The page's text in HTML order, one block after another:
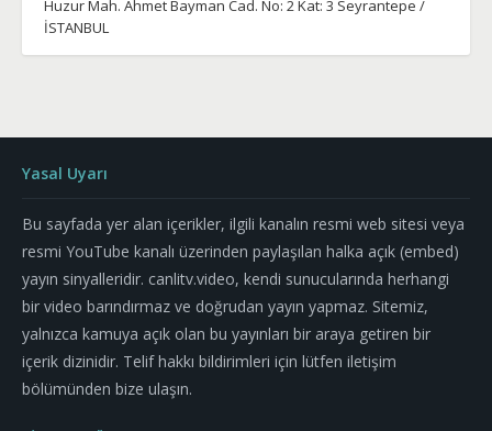
Huzur Mah. Ahmet Bayman Cad. No: 2 Kat: 3 Seyrantepe /
İSTANBUL
Yasal Uyarı
Bu sayfada yer alan içerikler, ilgili kanalın resmi web sitesi veya
resmi YouTube kanalı üzerinden paylaşılan halka açık (embed)
yayın sinyalleridir. canlitv.video, kendi sunucularında herhangi
bir video barındırmaz ve doğrudan yayın yapmaz. Sitemiz,
yalnızca kamuya açık olan bu yayınları bir araya getiren bir
içerik dizinidir. Telif hakkı bildirimleri için lütfen iletişim
bölümünden bize ulaşın.